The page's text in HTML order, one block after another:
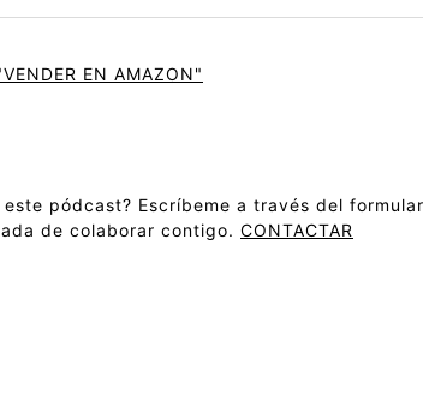
EN AMAZON"
pódcast? Escríbeme a través del
de colaborar contigo. CONTACTAR